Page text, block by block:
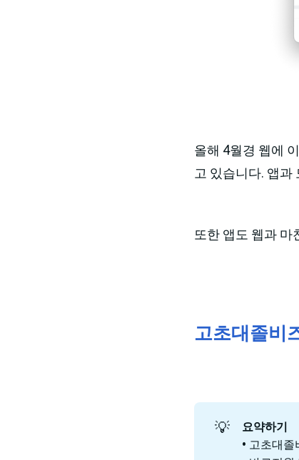
올해 4월경 웹에
고 있습니다. 앱과
또한 앱도 웹과 마
고초대졸비
💡
요약하기
• 고초대